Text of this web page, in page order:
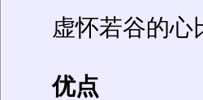
虚怀若谷的心
优点